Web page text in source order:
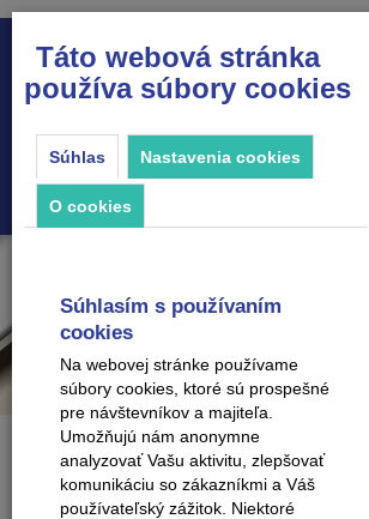
PRODUKTY
Značka
Všetky značky
Táto webová stránka
používa súbory cookies
Súhlas Nastavenia cookies
O cookies
Súhlasím s používaním
cookies
Na webovej stránke používame
súbory cookies, ktoré sú prospešné
pre návštevníkov a majiteľa.
Umožňujú nám anonymne
analyzovať Vašu aktivitu, zlepšovať
komunikáciu so zákazníkmi a Váš
používateľský zážitok. Niektoré